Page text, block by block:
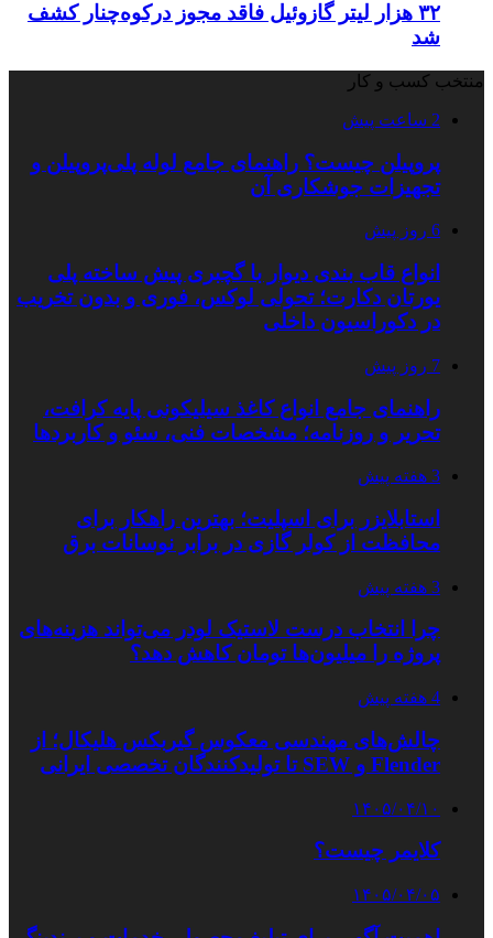
۳۲ هزار لیتر گازوئیل فاقد مجوز درکوه‌چنار کشف
شد
منتخب کسب و کار
2 ساعت پیش
پروپیلن چیست؟ راهنمای جامع لوله پلی‌پروپیلن و
تجهیزات جوشکاری آن
6 روز پیش
انواع قاب بندی دیوار با گچبری پیش ساخته پلی
یورتان دکارت؛ تحولی لوکس، فوری و بدون تخریب
در دکوراسیون داخلی
7 روز پیش
راهنمای جامع انواع کاغذ سیلیکونی پایه کرافت،
تحریر و روزنامه؛ مشخصات فنی، سئو و کاربردها
3 هفته پیش
استابلایزر برای اسپلیت؛ بهترین راهکار برای
محافظت از کولر گازی در برابر نوسانات برق
3 هفته پیش
چرا انتخاب درست لاستیک لودر می‌تواند هزینه‌های
پروژه را میلیون‌ها تومان کاهش دهد؟
4 هفته پیش
چالش‌های مهندسی معکوس گیربکس هلیکال؛ از
Flender و SEW تا تولیدکنندگان تخصصی ایرانی
۱۴۰۵/۰۴/۱۰
کلایمر چیست؟
۱۴۰۵/۰۴/۰۵